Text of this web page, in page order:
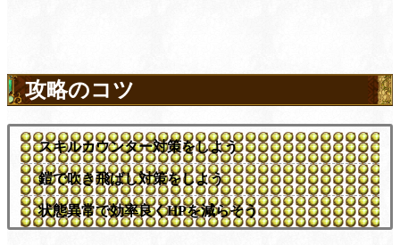
攻略のコツ
スキルカウンター対策をしよう
鎧で吹き飛ばし対策をしよう
状態異常で効率良くHPを減らそう